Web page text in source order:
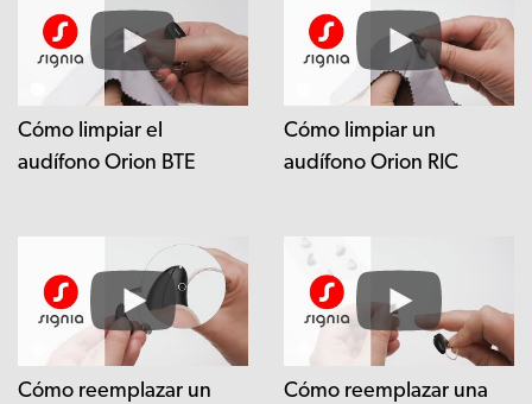
Cómo limpiar el
audífono Orion BTE
Cómo limpiar un
audífono Orion RIC
Cómo reemplazar un
Cómo reemplazar una